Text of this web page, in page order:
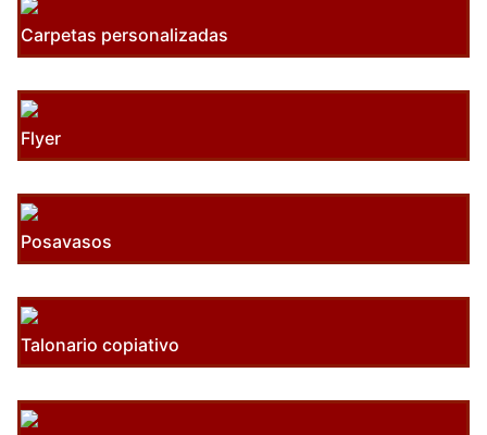
Carpetas personalizadas
Flyer
Posavasos
Talonario copiativo